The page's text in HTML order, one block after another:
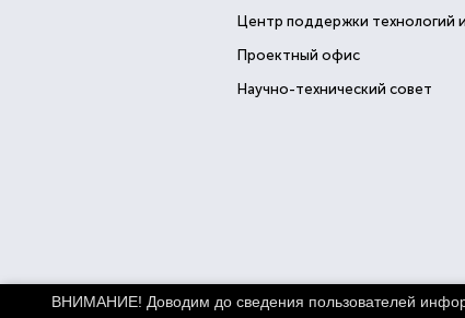
Центр поддержки технологий
Проектный офис
Научно-технический совет
ВНИМАНИЕ! Доводим до сведения пользователей